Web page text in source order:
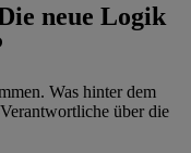
neue Logik
Was hinter dem
über die